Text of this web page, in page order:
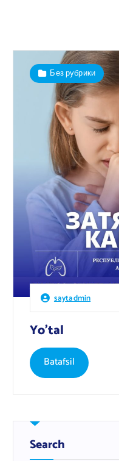
saytadmin
Без рубрики
Yo’tal
Batafsil
Search